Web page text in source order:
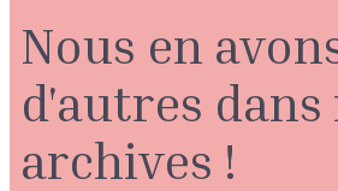
Nous en
d'autres dans
archives !